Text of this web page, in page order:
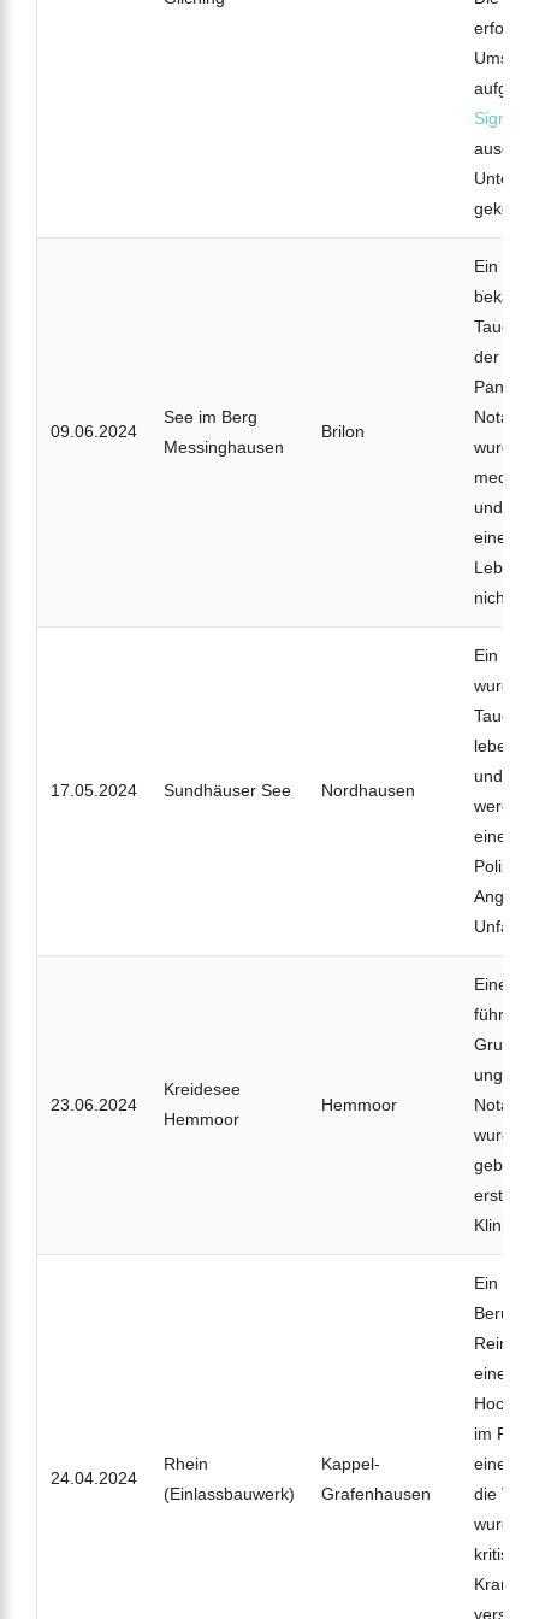
09.06.2024
See im Berg
Messinghausen
Brilon
Ein 43-
bekam
der
Panik
wurde
und per
eine
nicht.
17.05.2024 Sundhäuser See Nordhausen
Ein 62-
wurde
und
einer
Polizei
23.06.2024
Kreidesee
Hemmoor
Hemmoor
Eine
führte
wurde
24.04.2024
Rhein
(Einlassbauwerk)
Kappel-
Grafenhausen
Ein 60-
einem
im
einem
die
wurde